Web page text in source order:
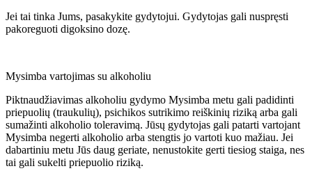
Jei tai tinka Jums, pasakykite gydytojui. Gydytojas gali nuspręsti
pakoreguoti digoksino dozę.
Mysimba vartojimas su alkoholiu
Piktnaudžiavimas alkoholiu gydymo Mysimba metu gali padidinti
priepuolių (traukulių), psichikos sutrikimo reiškinių riziką arba gali
sumažinti alkoholio toleravimą. Jūsų gydytojas gali patarti vartojant
Mysimba negerti alkoholio arba stengtis jo vartoti kuo mažiau. Jei
dabartiniu metu Jūs daug geriate, nenustokite gerti tiesiog staiga, nes
tai gali sukelti priepuolio riziką.